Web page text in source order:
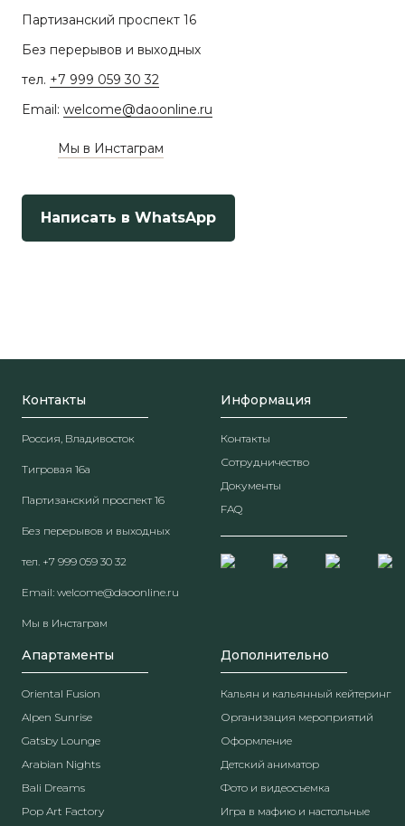
Партизанский проспект 16
Без перерывов и выходных
тел. +7 999 059 30 32
Email: welcome@daoonline.ru
Мы в Инстаграм
Написать в WhatsApp
Контакты
Россия, Владивосток
Тигровая 16а
Партизанский проспект 16
Без перерывов и выходных
тел. +7 999 059 30 32
Email: welcome@daoonline.ru
Мы в Инстаграм
Информация
Контакты
Сотрудничество
Документы
FAQ
Апартаменты
Oriental Fusion
Alpen Sunrise
Gatsby Lounge
Arabian Nights
Bali Dreams
Pop Art Factory
Дополнительно
Кальян и кальянный кейтеринг
Организация мероприятий
Оформление
Детский аниматор
Фото и видеосъемка
Игра в мафию и настольные